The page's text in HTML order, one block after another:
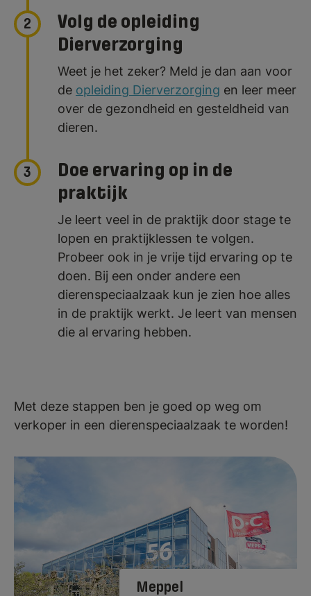
2
Volg de opleiding
Dierverzorging
Weet je het zeker? Meld je dan aan voor
de opleiding Dierverzorging en leer meer
over de gezondheid en gesteldheid van
dieren.
3
Doe ervaring op in de
praktijk
Je leert veel in de praktijk door stage te
lopen en praktijklessen te volgen.
Probeer ook in je vrije tijd ervaring op te
doen. Bij een onder andere een
dierenspeciaalzaak kun je zien hoe alles
in de praktijk werkt. Je leert van mensen
die al ervaring hebben.
Met deze stappen ben je goed op weg om
verkoper in een dierenspeciaalzaak te worden!
Meppel